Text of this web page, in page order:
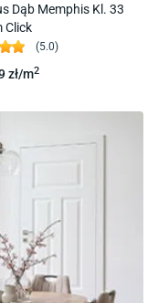
Dąb Memphis Kl. 33
Click
(5.0)
zł/m2